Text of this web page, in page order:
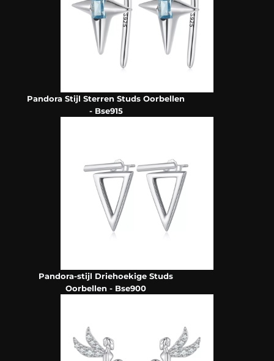
Pandora Stijl Sterren Studs Oorbellen
- Bse915
Pandora-stijl Driehoekige Studs
Oorbellen - Bse900